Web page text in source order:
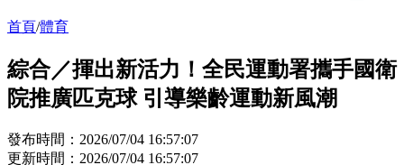
首頁/體育
綜合／揮出新活力！全民運動署攜手國衛
院推廣匹克球 引導樂齡運動新風潮
發布時間：2026/07/04 16:57:07
更新時間：2026/07/04 16:57:07